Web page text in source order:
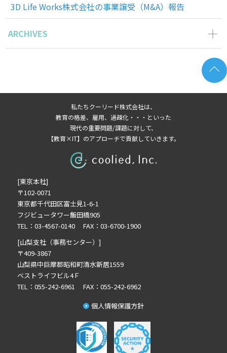
3D Life Works株式会社の事業譲受（M&A）報告
ARCHIVES
2025年8月の記事一覧(1)
2025年6月の記事一覧(1)
2025年4月の記事一覧(1)
2025年3月の記事一覧(1)
2025年2月の記事一覧(1)
2024年9月の記事一覧(1)
2024年6月の記事一覧(1)
2024年5月の記事一覧(2)
2024年3月の記事一覧(2)
2023年10月の記事一覧(1)
2023年3月の記事一覧(2)
2022年12月の記事一覧(1)
2022年8月の記事一覧(1)
2022年5月の記事一覧(1)
2022年4月の記事一覧(1)
2022年3月の記事一覧(1)
私たちクーリード株式会社は、
教育の格差、雇用、過疎化・・・といった
現代の重要問題/課題に対して、
【教育×IT】のアプローチで貢献していきます。
[東京本社]
〒102-0071
東京都千代田区富士見1-6-1
フジビュータワー飯田橋905
TEL：03-4567-0140 FAX：03-6700-1900
[山梨支社（事務センター）]
〒409-3867
山梨県中巨摩郡昭和町清水新居1559
ベストライフビル4Ｆ
TEL：055-242-6961 FAX：055-242-6962
個人情報保護方針